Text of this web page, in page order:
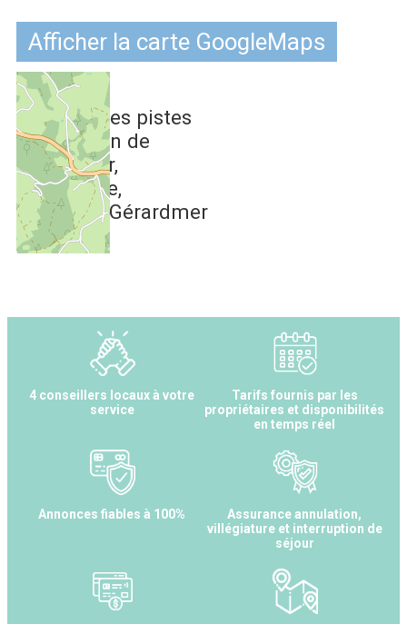
Afficher la carte GoogleMaps
Situation :
12.5 km des pistes
de ski alpin de
Gérardmer
centre ville
10 km de Gérardmer
4 conseillers locaux à votre
service
Tarifs fournis par les
propriétaires et disponibilités
en temps réel
Annonces fiables à 100%
Assurance annulation,
villégiature et interruption de
séjour